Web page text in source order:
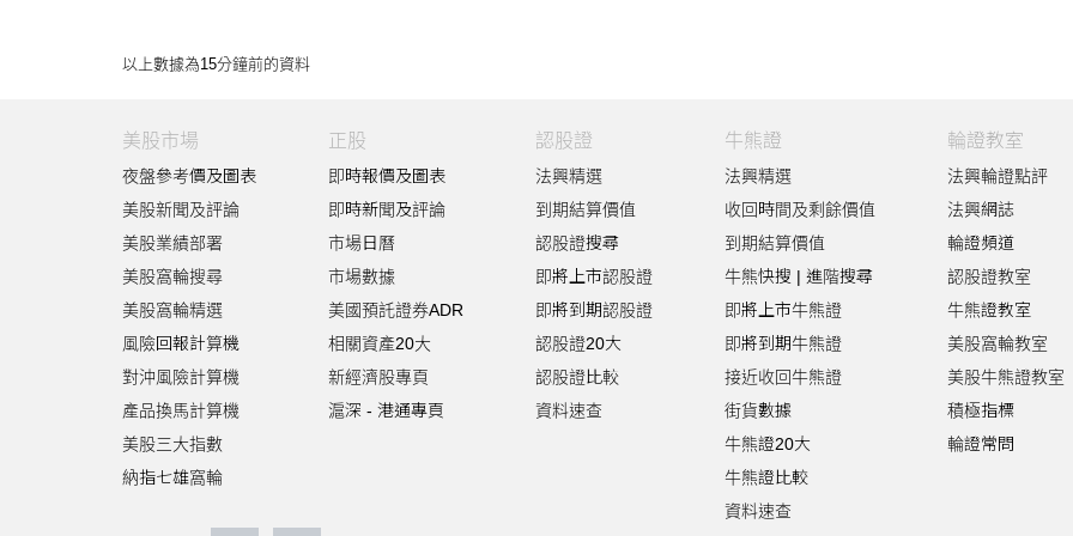
以上數據為15分鐘前的資料
美股市場
夜盤參考價及圖表
美股新聞及評論
美股業績部署
美股窩輪搜尋
美股窩輪精選
風險回報計算機
對沖風險計算機
產品換馬計算機
美股三大指數
納指七雄窩輪
正股
即時報價及圖表
即時新聞及評論
市場日曆
市場數據
美國預託證券ADR
相關資產20大
新經濟股專頁
滬深 - 港通專頁
認股證
法興精選
到期結算價值
認股證搜尋
即將上市認股證
即將到期認股證
認股證20大
認股證比較
資料速查
牛熊證
法興精選
收回時間及剩餘價值
到期結算價值
牛熊快搜 | 進階搜尋
即將上市牛熊證
即將到期牛熊證
接近收回牛熊證
街貨數據
牛熊證20大
牛熊證比較
資料速查
輪證教室
法興輪證點評
法興網誌
輪證頻道
認股證教室
牛熊證教室
美股窩輪教室
美股牛熊證教室
積極指標
輪證常問